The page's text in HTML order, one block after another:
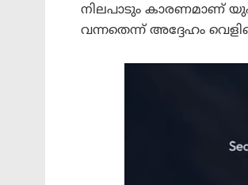
നിലപാടും കാരണമാണ്
വന്നതെന്ന് അദ്ദേഹം